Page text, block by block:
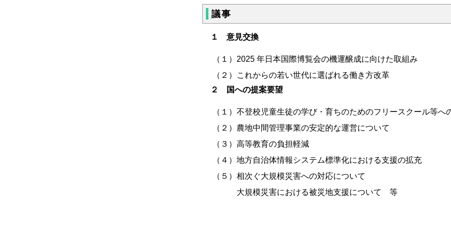
議事
１ 意見交換
（１） 2025 年日本国際博覧会の機運醸成に向けた取組み
（２）
これからの若い世代に選ばれる働き方改革
２
国への提案要望
（１） 不登校児童生徒の学び・育ちのためのフリースクール等へ
（２） 農地中間管理事業の安定的な運営について
（３） 高等教育の負担軽減
（４） 地方自治体情報システム標準化における支援の拡充
（５） 相次ぐ大規模災害への対応について
大規模災害における被災地支援について 等